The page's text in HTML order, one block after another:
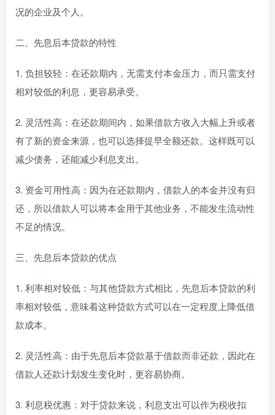
况的企业及个人。
二、先息后本贷款的特性
1. 负担较轻：在还款期内，无需支付本金压力，而只需支付
相对较低的利息，更容易承受。
2. 灵活性高：在还款期间内，如果借款方收入大幅上升或者
有了新的资金来源，也可以选择提早全额还款。这样既可以
减少债务，还能减少利息支出。
3. 资金可用性高：因为在还款期内，借款人的本金并没有归
还，所以借款人可以将本金用于其他业务，不能发生流动性
不足的情况。
三、先息后本贷款的优点
1. 利率相对较低：与其他贷款方式相比，先息后本贷款的利
率相对较低，意味着这种贷款方式可以在一定程度上降低借
款成本。
2. 灵活性高：由于先息后本贷款基于借款而非还款，因此在
借款人还款计划发生变化时，更容易协商。
3. 利息税优惠：对于贷款来说，利息支出可以作为税收扣